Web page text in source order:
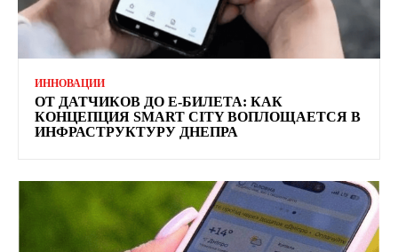
ИННОВАЦИИ
ОТ ДАТЧИКОВ ДО Е-БИЛЕТА: КАК
КОНЦЕПЦИЯ SMART CITY ВОПЛОЩАЕТСЯ В
ИНФРАСТРУКТУРУ ДНЕПРА